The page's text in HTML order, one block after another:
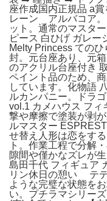
座作成国内正規品 a
レーン アルバコア
ット。通常のマスタ
ピース 白ひげ ガレー
Melty Princess ての
封。元台座あり、元
のアクリル台座付き
ペイント品のため、
しています。化物語
ルカンパニー。ドラ
vol.1 カメハウス フィ
撃や摩擦で塗装が剥
ルマスター
せ替え人形は恋をす
ト。作業工程で分解
隙間や僅かなズレが
島田千代 フィギュア
リン休日の憩い テ
ような完璧な状態を
い。プチラマシリー